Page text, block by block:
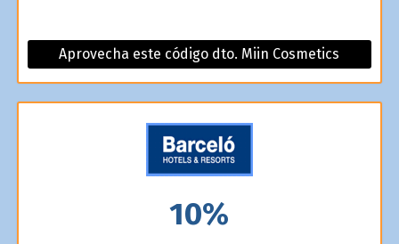
Aprovecha este código dto. Miin Cosmetics
10%